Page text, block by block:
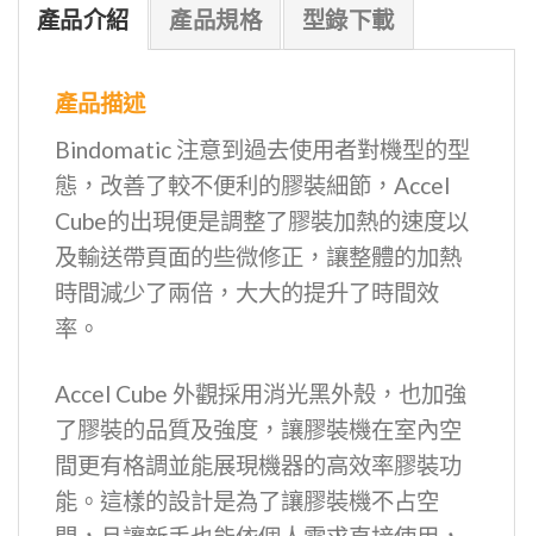
產品介紹 產品規格 型錄下載
產品描述
Bindomatic 注意到過去使用者對機型的型
態，改善了較不便利的膠裝細節，Accel
Cube的出現便是調整了膠裝加熱的速度以
及輸送帶頁面的些微修正，讓整體的加熱
時間減少了兩倍，大大的提升了時間效
率。
Accel Cube 外觀採用消光黑外殼，也加強
了膠裝的品質及強度，讓膠裝機在室內空
間更有格調並能展現機器的高效率膠裝功
能。這樣的設計是為了讓膠裝機不占空